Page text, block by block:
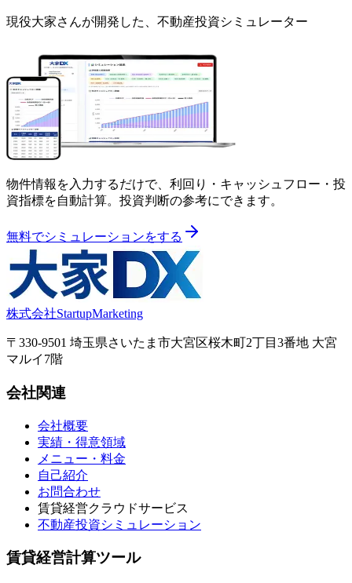
現役大家さんが開発した、 不動産投資シミュレーター
物件情報を入力するだけで、利回り・キャッシュフロー・投
資指標を自動計算。投資判断の参考にできます。
無料でシミュレーションをする
株式会社StartupMarketing
〒330-9501 埼玉県さいたま市大宮区桜木町2丁目3番地 大宮
マルイ7階
会社関連
会社概要
実績・得意領域
メニュー・料金
自己紹介
お問合わせ
賃貸経営クラウドサービス
不動産投資シミュレーション
賃貸経営計算ツール